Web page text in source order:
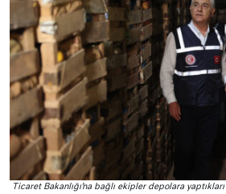
Ticaret Bakanlığı’na bağlı ekipler depolara